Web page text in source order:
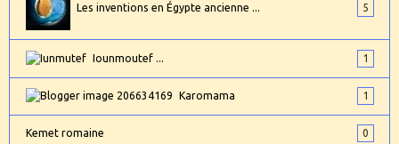
Les inventions en Égypte ancienne ... 5
Iounmoutef ... 1
Karomama 1
Kemet romaine 0